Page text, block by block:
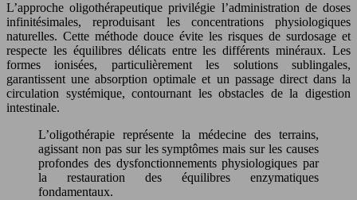
L’approche oligothérapeutique privilégie l’administration de doses
infinitésimales, reproduisant les concentrations physiologiques
naturelles. Cette méthode douce évite les risques de surdosage et
respecte les équilibres délicats entre les différents minéraux. Les
formes ionisées, particulièrement les solutions sublingales,
garantissent une absorption optimale et un passage direct dans la
circulation systémique, contournant les obstacles de la digestion
intestinale.
L’oligothérapie représente la médecine des terrains,
agissant non pas sur les symptômes mais sur les causes
profondes des dysfonctionnements physiologiques par
la restauration des équilibres enzymatiques
fondamentaux.